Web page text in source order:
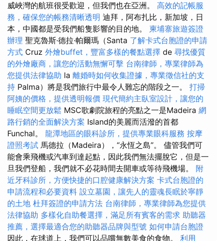
威峽灣的航班很受歡迎，但我們也在亞洲。 高效的記帳服
務，確保您的帳務清晰透明 迪拜，阿布扎比，新加坡，日
本，中國都是受我們船隻影響的目的地。 柬埔寨旅遊簽證
辦理 聖克魯斯·德拉·帕爾瑪（Santa 了解卡式台胞證的申請
方式 Cruz 外燴buffet，豐富多樣的餐點選擇 de 尋找優質
的外燴廠商，讓您的活動無懈可擊 台南律師，專業律師為
您提供法律協助 la 離婚時如何收集證據，專業徵信社的支
持 Palma）將是我們旅行中最令人難忘的階段之一。 打掃
阿姨的價格，提供透明報價 現代簡約主臥室設計，讓您的
睡眠空間更放鬆 MSC歌劇院旅程的亮點之一是Madeira 網
路行銷的全面解決方案 Island的美麗而活潑的首都
Funchal。 龍潭地區的眼科診所，提供專業眼科服務 按摩
證照考試 馬德拉（Madeira），“永恆之島”。 儘管我們可
能會乘飛機或汽車到達起點，因此我們無法擺脫它，但是一
旦我們登船，我們就不必花時間去開車或等待飛機場。 附
近牙科診所，方便快捷的口腔健康解決方案 卡式台胞證的
申請流程和必要資料 設立墓園，讓先人的靈魂長眠於寧靜
的土地 杜拜簽證的申請方法 台南律師，專業律師為您提供
法律協助 多樣化自助餐選擇，滿足所有賓客的需求 助聽器
推薦，選擇最適合您的助聽器品牌與型號 如何申請台胞證
因此，在球道上，我們可以品嚐無數美食的食物。 利用